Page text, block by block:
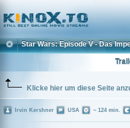
Home
Star Wars: Episode V - Das
Klicke hier um diese Seite
Irvin Kershner USA ~ 124 min.